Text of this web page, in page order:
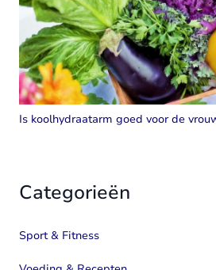
Categorieën
Sport & Fitness
Is koolhydraatarm goed voor de